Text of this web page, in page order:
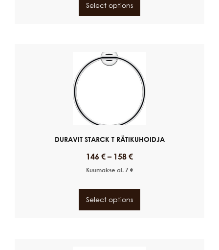
Select options
DURAVIT STARCK T RÄTIKUHOIDJA
146 € – 158 €
Kuumakse al. 7 €
Select options